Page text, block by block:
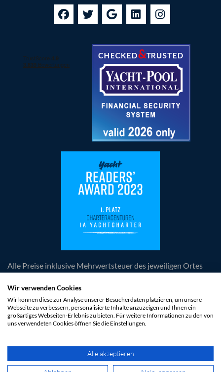
Alle Preise inklusive Mehrwertsteuer des jeweiligen Ortes
obligatorischer Kosten. Die Angebote und Rabatte sind
freibleibend und unverbindlich. Irrtümer und Änderungen
vorbehalten. Es gelten die AGB der 1a Yachtcharter GmbH
und des jeweiligen Vertragspartners der Yacht.
© 2026 1a Yachtcharter GmbH. Alle Rechte vorbehalten.
Wir verwenden Cookies
Wir können diese zur Analyse unserer Besucherdaten platzieren, um unsere
Webseite zu verbessern, personalisierte Inhalte anzuzeigen und Ihnen ein
großartiges Webseiten-Erlebnis zu bieten. Für weitere Informationen zu den von
uns verwendeten Cookies öffnen Sie die Einstellungen.
Alle akzeptieren